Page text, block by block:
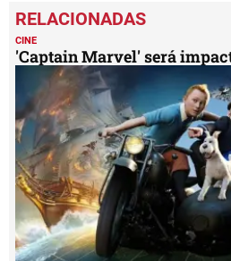
CINE
'Captain Marvel' será